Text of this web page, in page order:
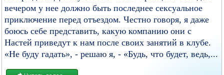
вечером у нее должно быть последнее сексуальное
приключение перед отъездом. Честно говоря, я даже
боюсь себе представить, какую компанию они с
Настей приведут к нам после своих занятий в клубе.
«Не буду гадать», - решаю я, - «Будь, что будет, ведь,...